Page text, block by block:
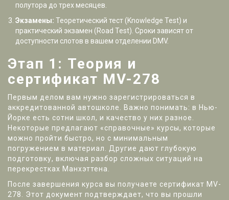
полутора до трех месяцев.
Экзамены: Теоретический тест (Knowledge Test) и
практический экзамен (Road Test). Сроки зависят от
доступности слотов в вашем отделении DMV.
Этап 1: Теория и
сертификат MV-278
Первым делом вам нужно зарегистрироваться в
аккредитованной автошколе. Важно понимать: в Нью-
Йорке есть сотни школ, и качество у них разное.
Некоторые предлагают «справочные» курсы, которые
можно пройти быстро, но с минимальным
погружением в материал. Другие дают глубокую
подготовку, включая разбор сложных ситуаций на
перекрестках Манхэттена.
После завершения курса вы получаете сертификат MV-
278
. Этот документ подтверждает, что вы прошли